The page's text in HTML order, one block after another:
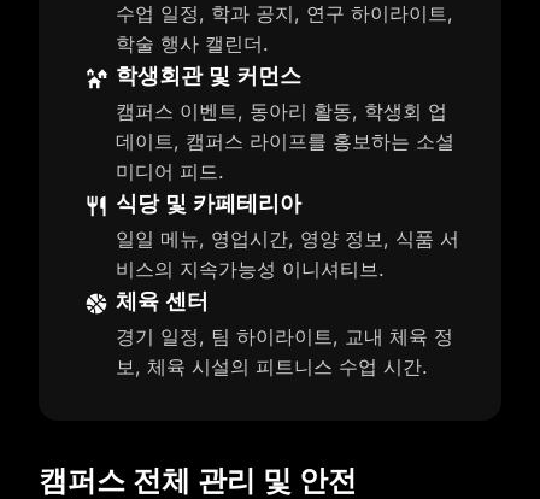
수업 일정, 학과 공지, 연구 하이라이트,
학술 행사 캘린더.
학생회관 및 커먼스
캠퍼스 이벤트, 동아리 활동, 학생회 업
데이트, 캠퍼스 라이프를 홍보하는 소셜
미디어 피드.
식당 및 카페테리아
일일 메뉴, 영업시간, 영양 정보, 식품 서
비스의 지속가능성 이니셔티브.
체육 센터
경기 일정, 팀 하이라이트, 교내 체육 정
보, 체육 시설의 피트니스 수업 시간.
캠퍼스 전체 관리 및 안전